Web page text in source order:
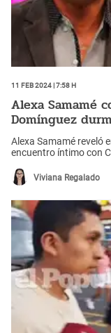
11 Feb 2024 | 7:58 h
Alexa Samamé
Domínguez
Alexa Samamé reveló
encuentro íntimo con
Viviana Regalado